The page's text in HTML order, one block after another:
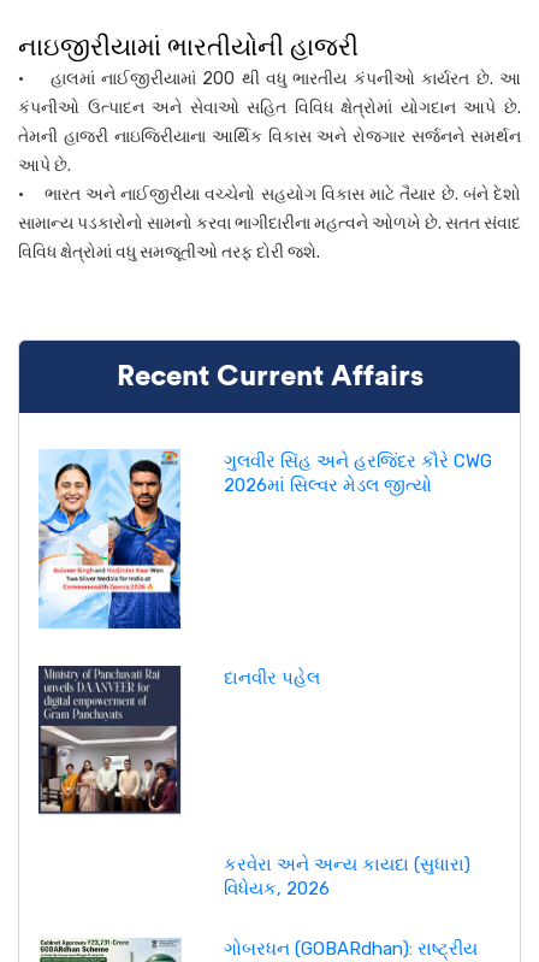
નાઇજીરીયામાં ભારતીયોની હાજરી
• હાલમાં નાઈજીરીયામાં 200 થી વધુ ભારતીય કંપનીઓ કાર્યરત છે. આ
કંપનીઓ ઉત્પાદન અને સેવાઓ સહિત વિવિધ ક્ષેત્રોમાં યોગદાન આપે છે.
તેમની હાજરી નાઇજિરીયાના આર્થિક વિકાસ અને રોજગાર સર્જનને સમર્થન
આપે છે.
• ભારત અને નાઈજીરીયા વચ્ચેનો સહયોગ વિકાસ માટે તૈયાર છે. બંને દેશો
સામાન્ય પડકારોનો સામનો કરવા ભાગીદારીના મહત્વને ઓળખે છે. સતત સંવાદ
વિવિધ ક્ષેત્રોમાં વધુ સમજૂતીઓ તરફ દોરી જશે.
Recent Current Affairs
ગુલવીર સિંહ અને હરજિંદર કૌરે CWG
2026માં સિલ્વર મેડલ જીત્યો
દાનવીર પહેલ
કરવેરા અને અન્ય કાયદા (સુધારા)
વિધેયક, 2026
ગોબરધન (GOBARdhan): રાષ્ટ્રીય